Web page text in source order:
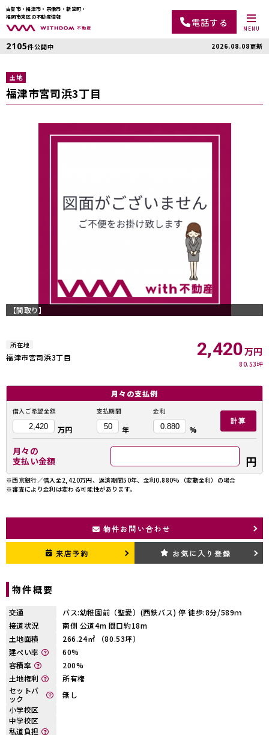
古賀市・福津市・宗像市・新宮町・
福岡市東区の不動産情報
電話する
MENU
2105件公開中 2026.08.08更新
土地
福津市宮司浜3丁目
【間取り】
所在地
福津市宮司浜3丁目 2,420万円
80.53坪
月々の支払例
借入ご希望金額
万円
支払期間
年
金利
%
計算
月々の
支払い金額
円
※西京銀行／借入金2,420万円、返済期間50年、金利0.880%（変動金利）の場合
※審査により金利は変わる可能性があります。
物件お問い合わせ
来店予約 お気に入り登録
物件概要
交通
バス:幼稚園前（聖愛）(西鉄バス) 停 徒歩:8分/589ｍ
接道状況
南側 公道4m 間口約18m
土地面積
266.24㎡ （80.53坪）
建ぺい率
60%
容積率
200%
土地権利
所有権
セットバ
ック
無し
小学校区
中学校区
私道負担